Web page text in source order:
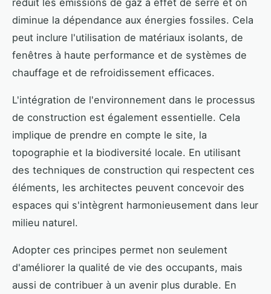
diminue la dépendance aux énergies fossiles. Cela
peut inclure l'utilisation de matériaux isolants, de
fenêtres à haute performance et de systèmes de
chauffage et de refroidissement efficaces.
L'intégration de l'environnement dans le processus
de construction est également essentielle. Cela
implique de prendre en compte le site, la
topographie et la biodiversité locale. En utilisant
des techniques de construction qui respectent ces
éléments, les architectes peuvent concevoir des
espaces qui s'intègrent harmonieusement dans leur
milieu naturel.
Adopter ces principes permet non seulement
d'améliorer la qualité de vie des occupants, mais
aussi de contribuer à un avenir plus durable. En